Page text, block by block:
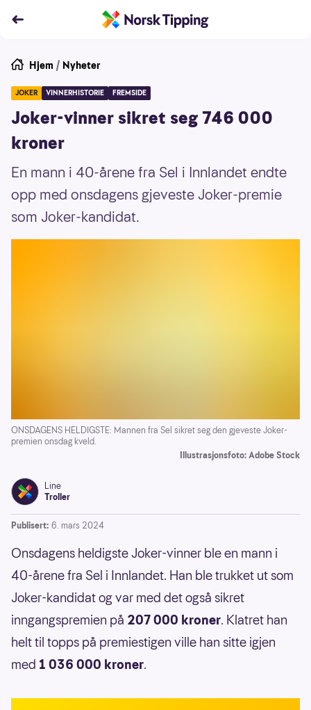
Hjem / Nyheter
JOKER VINNERHISTORIE FREMSIDE
Joker-vinner sikret seg 746 000
kroner
En mann i 40-årene fra Sel i Innlandet endte
opp med onsdagens gjeveste Joker-premie
som Joker-kandidat.
ONSDAGENS HELDIGSTE: Mannen fra Sel sikret seg den gjeveste Joker-
premien onsdag kveld.
Illustrasjonsfoto: Adobe Stock
Line
Troller
Publisert: 6. mars 2024
Onsdagens heldigste Joker-vinner ble en mann i
40-årene fra Sel i Innlandet. Han ble trukket ut som
Joker-kandidat og var med det også sikret
inngangspremien på 207 000 kroner. Klatret han
helt til topps på premiestigen ville han sitte igjen
med 1 036 000 kroner.